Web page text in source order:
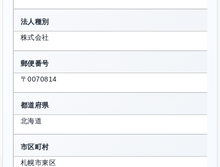
法人種別
株式会社
郵便番号
〒0070814
都道府県
北海道
市区町村
札幌市東区